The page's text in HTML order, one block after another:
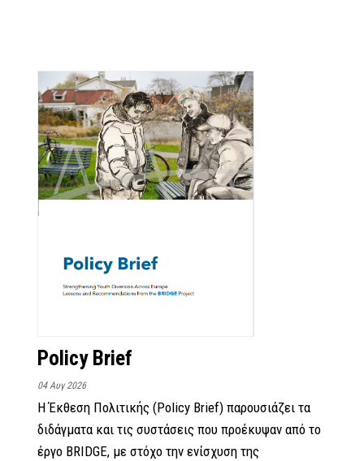
Policy Brief
04 Αυγ 2026
H Έκθεση Πολιτικής (Policy Brief) παρουσιάζει τα
διδάγματα και τις συστάσεις που προέκυψαν από το
έργο BRIDGE, με στόχο την ενίσχυση της